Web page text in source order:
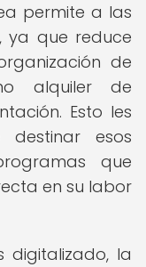
permite a las
ya que reduce
de
alquiler de
Esto les
esos
que
en su labor
digitalizado, la